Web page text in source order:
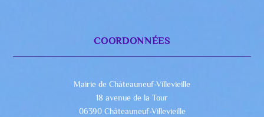
COORDONNÉES
Mairie de Châteauneuf-Villevieille
18 avenue de la Tour
06390 Châteauneuf-Villevieille